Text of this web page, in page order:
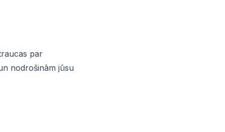
par
nodrošinām jūsu